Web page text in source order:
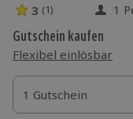
3 Sterne von 5 aus 1
3 (1) 1
Gutschein kaufen
Flexibel einlösbar
1 Gutschein
1 Gutschein
1 Gutschein